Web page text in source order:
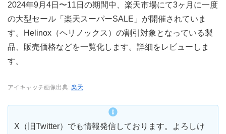
2024年9月4日〜11日の期間中、楽天市場にて3ヶ月に一度
の大型セール「楽天スーパーSALE」が開催されていま
す。Helinox（ヘリノックス）の割引対象となっている製
品、販売価格などを一覧化します。詳細をレビューしま
す。
アイキャッチ画像出典: 楽天
X（旧Twitter）でも情報発信しております。よろしけ